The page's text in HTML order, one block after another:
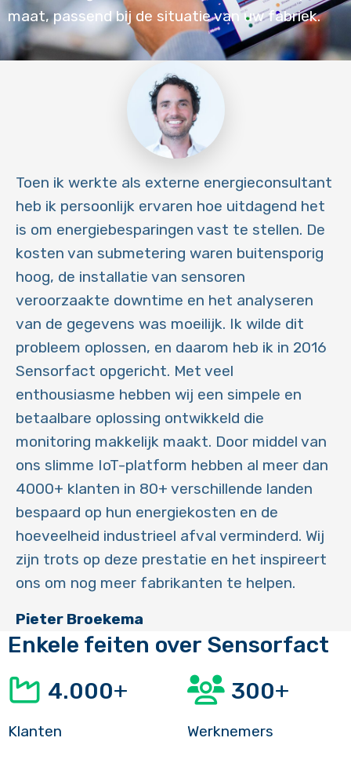
maat, passend bij de situatie van uw fabriek.
Toen ik werkte als externe energieconsultant
heb ik persoonlijk ervaren hoe uitdagend het
is om energiebesparingen vast te stellen. De
kosten van submetering waren buitensporig
hoog, de installatie van sensoren
veroorzaakte downtime en het analyseren
van de gegevens was moeilijk. Ik wilde dit
probleem oplossen, en daarom heb ik in 2016
Sensorfact opgericht. Met veel
enthousiasme hebben wij een simpele en
betaalbare oplossing ontwikkeld die
monitoring makkelijk maakt. Door middel van
ons slimme IoT-platform hebben al meer dan
4000+ klanten in 80+ verschillende landen
bespaard op hun energiekosten en de
hoeveelheid industrieel afval verminderd. Wij
zijn trots op deze prestatie en het inspireert
ons om nog meer fabrikanten te helpen.
Pieter Broekema
Enkele feiten over Sensorfact
4.000+
Klanten
300+
Werknemers